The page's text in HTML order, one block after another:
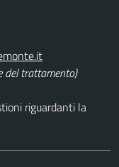
del trattamento)
riguardanti la